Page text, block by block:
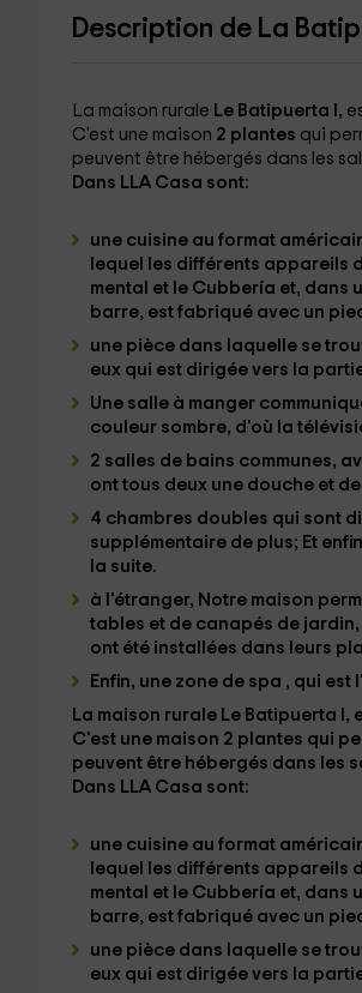
Description de La
La maison rurale Le Batipuerta I,
C'est une maison 2 plantes qui
peuvent être hébergés dans les
Dans LLA Casa sont:
une cuisine au format
lequel les différents appareils
mental et le Cubbería et, dans
barre, est fabriqué avec un
une pièce dans laquelle se
eux qui est dirigée vers la
Une salle à manger
couleur sombre, d'où la
2 salles de bains communes,
ont tous deux une douche et
4 chambres doubles qui sont
supplémentaire de plus; Et
la suite.
à l'étranger, Notre maison
tables et de canapés de
ont été installées dans leurs
Enfin, une zone de spa , qui est
La maison rurale Le Batipuerta I,
C'est une maison 2 plantes qui
peuvent être hébergés dans les
Dans LLA Casa sont:
une cuisine au format
lequel les différents appareils
mental et le Cubbería et, dans
barre, est fabriqué avec un
une pièce dans laquelle se
eux qui est dirigée vers la